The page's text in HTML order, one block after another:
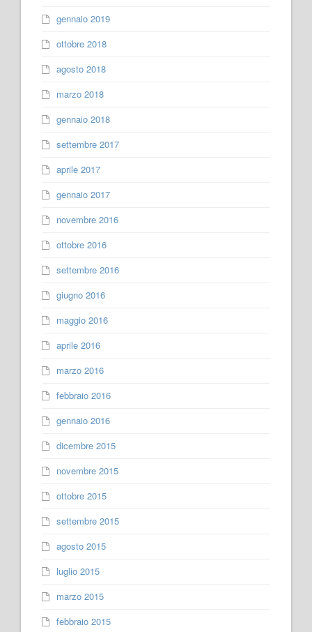
gennaio 2019
ottobre 2018
agosto 2018
marzo 2018
gennaio 2018
settembre 2017
aprile 2017
gennaio 2017
novembre 2016
ottobre 2016
settembre 2016
giugno 2016
maggio 2016
aprile 2016
marzo 2016
febbraio 2016
gennaio 2016
dicembre 2015
novembre 2015
ottobre 2015
settembre 2015
agosto 2015
luglio 2015
marzo 2015
febbraio 2015